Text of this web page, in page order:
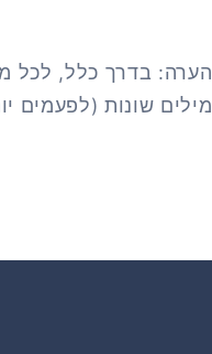
הערה: בדרך כלל, לכל
מילים שונות (לפעמים